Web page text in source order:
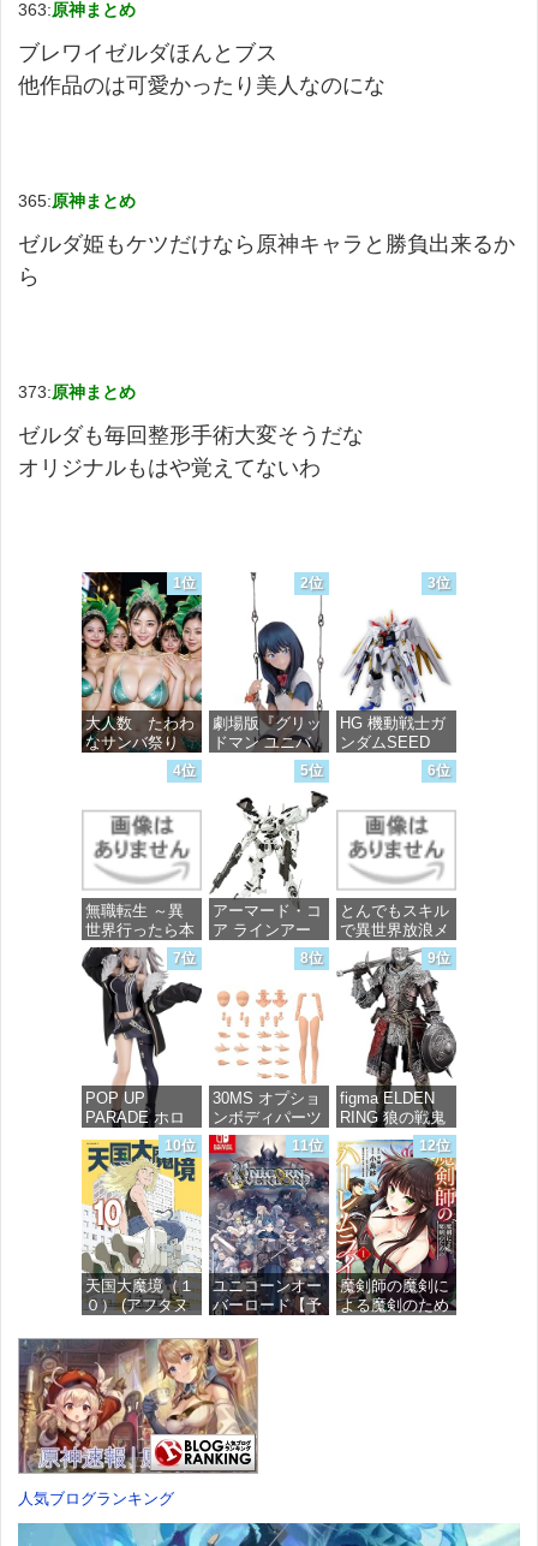
363:原神まとめ
ブレワイゼルダほんとブス
他作品のは可愛かったり美人なのにな
365:原神まとめ
ゼルダ姫もケツだけなら原神キャラと勝負出来るか
ら
373:原神まとめ
ゼルダも毎回整形手術大変そうだな
オリジナルもはや覚えてないわ
1位
大人数 たわわ
なサンバ祭り
価格：¥99
2位
劇場版『グリッ
ドマン ユニバ
ース』 宝多六
花 wall figure
1/7スケール プ
ラスチック製
塗装済み完成品
フィギュア
価格：¥13,756
3位
HG 機動戦士ガ
ンダムSEED
FREEDOM マ
イティーストラ
ガンダム 1/144
スケール 色分
け済みプラモデ
価格：¥4,800
4位
無職転生 ～異
世界行ったら本
気だす～ 20
(MFコミック
ス フラッパー
シリーズ)
価格：¥748
5位
アーマード・コ
ア ラインアー
ク ホワイト・
グリント 全高
約160mm 1/72
スケール プラ
モデル
価格：¥7,367
6位
とんでもスキル
で異世界放浪メ
シ 10 (ガルドコ
ミックス)
価格：¥726
7位
POP UP
PARADE ホロ
ライブプロダク
ション 獅白ぼ
たん ノンスケ
ール プラスチ
ック製 塗装済
み完成品フィギ
ュア
価格：¥4,676
8位
30MS オプショ
ンボディパーツ
アームパーツ&
レッグパーツ
[カラーC] 色分
け済みプラモデ
ル
価格：¥1,949
9位
figma ELDEN
RING 狼の戦鬼
ノンスケール
プラスチック製
塗装済み可動フ
ィギュア
価格：¥13,115
10位
天国大魔境（１
０） (アフタヌ
ス)
価格：¥759
11位
ユニコーンオー
バーロード【予
DLC「アトラス
×ヴァニラウェ
ア 紋章セッ
ト」 同梱 -
Switch
価格：¥7,182
12位
魔剣師の魔剣に
よる魔剣のため
人気ブログランキング